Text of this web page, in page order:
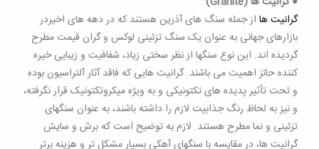
گرانیت ها از جمله سنگ های آذرین هستند که در دهه های اخیردر
بازارهای جهانی به عنوان یک سنگ تزئینی لوکس و گران قیمت مطرح
گردیده اند. این نوع سنگها از نظر سختی زیاد، شفافیت و زیبایی خیره
کننده حائز اهمیت می باشند. گرانیت هایی که فاقد آثار آلتراسیون بوده
و تحت تأثیر پدیده های تکتونیکی و به ویژه میکروتکتونیک قرار نگرفته،
و نیز به لحاظ رنگ جذابیت لازم را داشته باشند، به عنوان سنگهای
تزئینی و نما مطرح هستند. لازم به توضیح است که برش و سایش
گرانیت ها، در مقایسه با سنگهای آهکی بسیار مشکل تر و هزینه برتر